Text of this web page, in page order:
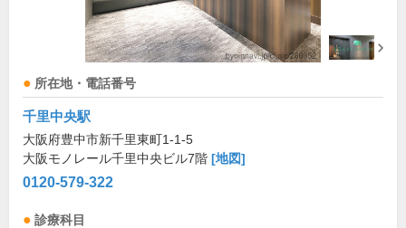
所在地・電話番号
千里中央駅
大阪府豊中市新千里東町1-1-5
大阪モノレール千里中央ビル7階 [地図]
0120-579-322
診療科目